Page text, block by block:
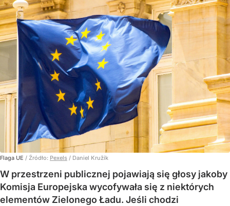
Flaga UE / Źródło: Pexels / Daniel Kružík
W przestrzeni publicznej pojawiają się głosy jakoby
Komisja Europejska wycofywała się z niektórych
elementów Zielonego Ładu. Jeśli chodzi